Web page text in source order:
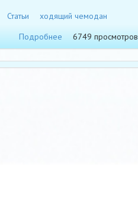
Статьи
ходящий чемодан
Подробнее
6749 просмотров